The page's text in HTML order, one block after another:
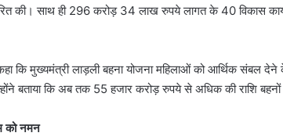
की। साथ ही 296 करोड़ 34 लाख रुपये लागत के 40 विकास
कि मुख्यमंत्री लाड़ली बहना योजना महिलाओं को आर्थिक संबल
बताया कि अब तक 55 हजार करोड़ रुपये से अधिक की राशि
को नमन